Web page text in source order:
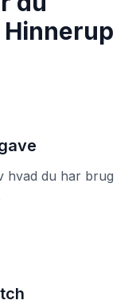
hvad du har brug